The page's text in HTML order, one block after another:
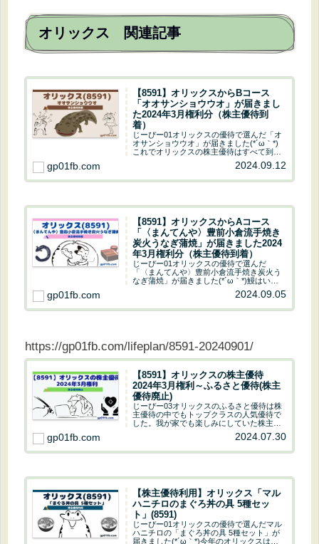
オリックス 関連記事
【8591】オリックスからBコース
「オオサンショウウオ」が届きまし
た2024年3月権利分（株主優待到
着）
じーぴー01オリックスの優待で選んだ「オ
オサンショウウオ」が届きました(*´ω｀*)
これでオリックスの株主優待はすべて到着
です(´・ω・｀)じーぴー03Bコースなので
オオサンショウウオだけですじーぴー01１
gp01fb.com 2024.09.12
【8591】オリックスからAコース
「〈まんてんや〉豊前小倉流手焼き
炭火うなぎ蒲焼」が届きました2024
年3月権利分（株主優待到着）
じーぴー01オリックスの優待で選んだ
「〈まんてんや〉豊前小倉流手焼き炭火う
なぎ蒲焼」が届きました(*´ω｀*)鰻はいく
つか種類があったから悩みました(・∀・)じ
ーぴー03結局、適当に選んだのよね(^_^;)じ
gp01fb.com 2024.09.05
https://gp01fb.com/lifeplan/8591-20240901/
【8591】オリックスの株主優待
2024年3月権利～ふるさと優待(株主
優待廃止)
じーぴー03オリックスのふるさと優待は株
主優待の中でもトップクラスの人気優待で
した。我が家でも楽しみにしていた株主優
待だけに、廃止はとても残念でなりませ
ん。ま～決まってしまった事は仕方が無い
gp01fb.com 2024.07.30
【株主優待利用】オリックス「マル
ハニチロのまぐろ丼の具 5種セッ
ト」(8591)
じーぴー01オリックスの優待で選んだマル
ハニチロの「まぐろ丼の具 5種セット」が
届きました(*´ω｀*)今年のオリックスはお